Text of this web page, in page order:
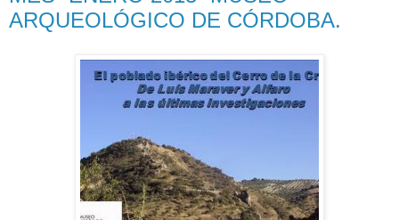
ARQUEOLÓGICO DE CÓRDOBA.